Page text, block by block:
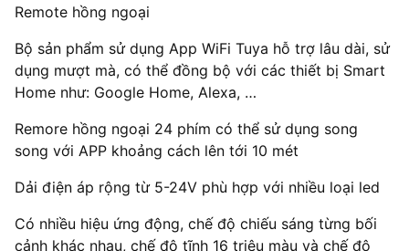
Remote hồng ngoại
Bộ sản phẩm sử dụng App WiFi Tuya hỗ trợ lâu dài, sử
dụng mượt mà, có thể đồng bộ với các thiết bị Smart
Home như: Google Home, Alexa, …
Remore hồng ngoại 24 phím có thể sử dụng song
song với APP khoảng cách lên tới 10 mét
Dải điện áp rộng từ 5-24V phù hợp với nhiều loại led
Có nhiều hiệu ứng động, chế độ chiếu sáng từng bối
cảnh khác nhau, chế độ tĩnh 16 triệu màu và chế độ